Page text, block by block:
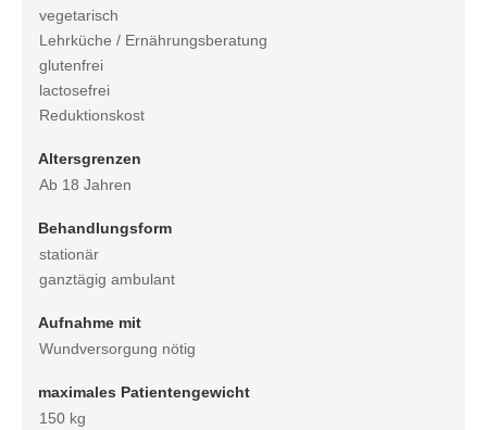
vegetarisch
Lehrküche / Ernährungsberatung
glutenfrei
lactosefrei
Reduktionskost
Altersgrenzen
Ab 18 Jahren
Behandlungsform
stationär
ganztägig ambulant
Aufnahme mit
Wundversorgung nötig
maximales Patientengewicht
150 kg